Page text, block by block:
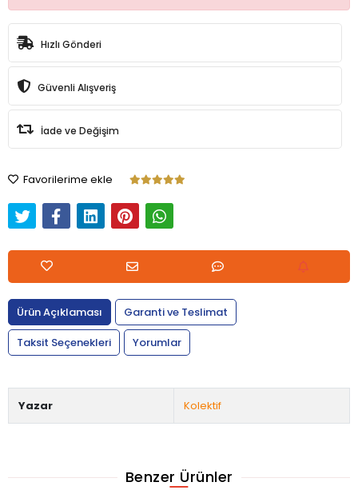
Hızlı Gönderi
Güvenli Alışveriş
İade ve Değişim
Favorilerime ekle
Ürün Açıklaması
Garanti ve Teslimat
Taksit Seçenekleri
Yorumlar
Yazar Kolektif
Benzer Ürünler